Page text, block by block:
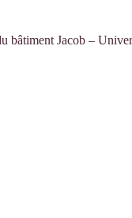
bâtiment Jacob –